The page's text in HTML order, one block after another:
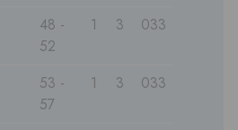
48 -
52
1 3 033
53 -
57
1 3 033